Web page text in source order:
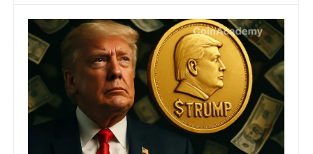
Donald Trump nie avoir profité du token $TRUMP